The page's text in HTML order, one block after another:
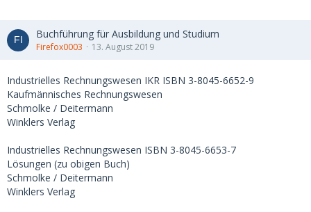
Buchführung für Ausbildung und Studium
Firefox0003 13. August 2019
Industrielles Rechnungswesen IKR ISBN 3-8045-6652-9
Kaufmännisches Rechnungswesen
Schmolke / Deitermann
Winklers Verlag
Industrielles Rechnungswesen ISBN 3-8045-6653-7
Lösungen (zu obigen Buch)
Schmolke / Deitermann
Winklers Verlag